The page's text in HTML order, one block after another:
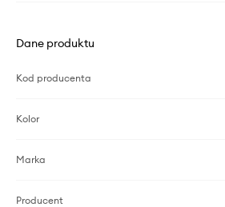
Dane produktu
Kod producenta
Kolor
Marka
Producent